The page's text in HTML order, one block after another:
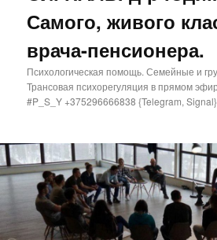
Самого, живого
врача-пенсионера.
Психологическая помощь. Семейные и
Трансовая психорегуляция в прямом
#P_S_Y +375296666838 {Telegram, Signal}